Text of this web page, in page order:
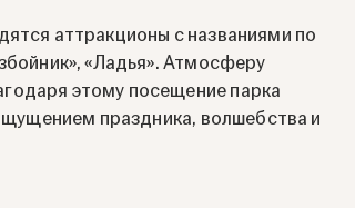
аттракционы с названиями по
«Ладья». Атмосферу
этому посещение парка
праздника, волшебства и